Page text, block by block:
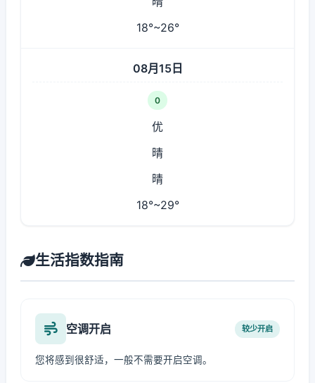
18°~26°
08月15日
0
优
晴
晴
18°~29°
生活指数指南
空调开启 较少开启
您将感到很舒适，一般不需要开启空调。